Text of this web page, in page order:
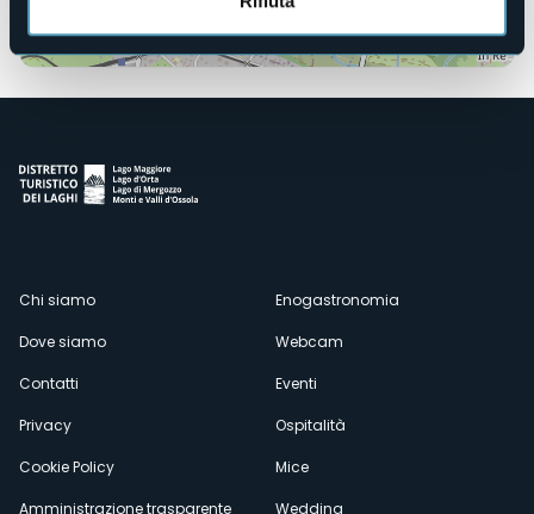
Menù
secondario
Chi siamo
Dove siamo
Contatti
Privacy
Cookie Policy
Amministrazione trasparente
Enogastronomia
Webcam
Eventi
Ospitalità
Mice
Wedding